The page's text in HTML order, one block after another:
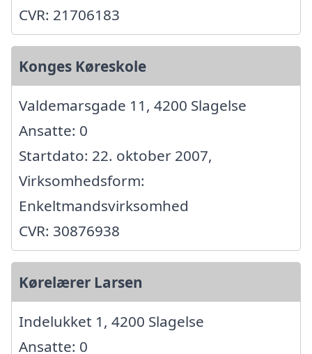
CVR: 21706183
Konges Køreskole
Valdemarsgade 11, 4200 Slagelse
Ansatte: 0
Startdato: 22. oktober 2007,
Virksomhedsform:
Enkeltmandsvirksomhed
CVR: 30876938
Kørelærer Larsen
Indelukket 1, 4200 Slagelse
Ansatte: 0